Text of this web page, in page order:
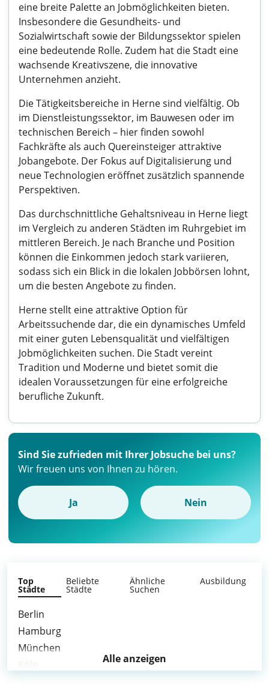
eine breite Palette an Jobmöglichkeiten bieten.
Insbesondere die Gesundheits- und
Sozialwirtschaft sowie der Bildungssektor spielen
eine bedeutende Rolle. Zudem hat die Stadt eine
wachsende Kreativszene, die innovative
Unternehmen anzieht.
Die Tätigkeitsbereiche in Herne sind vielfältig. Ob
im Dienstleistungssektor, im Bauwesen oder im
technischen Bereich – hier finden sowohl
Fachkräfte als auch Quereinsteiger attraktive
Jobangebote. Der Fokus auf Digitalisierung und
neue Technologien eröffnet zusätzlich spannende
Perspektiven.
Das durchschnittliche Gehaltsniveau in Herne liegt
im Vergleich zu anderen Städten im Ruhrgebiet im
mittleren Bereich. Je nach Branche und Position
können die Einkommen jedoch stark variieren,
sodass sich ein Blick in die lokalen Jobbörsen lohnt,
um die besten Angebote zu finden.
Herne stellt eine attraktive Option für
Arbeitssuchende dar, die ein dynamisches Umfeld
mit einer guten Lebensqualität und vielfältigen
Jobmöglichkeiten suchen. Die Stadt vereint
Tradition und Moderne und bietet somit die
idealen Voraussetzungen für eine erfolgreiche
berufliche Zukunft.
Sind Sie zufrieden mit Ihrer Jobsuche bei uns?
Wir freuen uns von Ihnen zu hören.
Ja Nein
Top
Städte
Beliebte
Städte
Ähnliche
Suchen
Ausbildung
Berlin
Hamburg
München
Alle anzeigen